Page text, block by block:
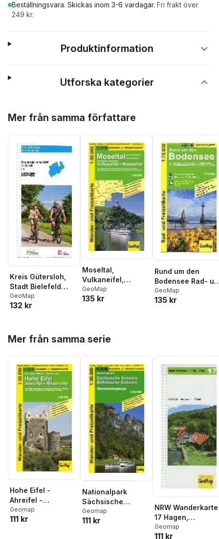
Beställningsvara. Skickas inom 3-6 vardagar. Fri frakt över
249 kr.
Produktinformation
Utforska kategorier
Mer från samma författare
Kreis Gütersloh,
Stadt Bielefeld
Radwanderkarte
mit
GeoMap
132 kr
Moseltal,
Vulkaneifel,
Moseleifel Wander-
und Freizeitkarte
GeoMap
135 kr
Rund um den
Bodensee Rad-
Freizeitkarte
GeoMap
135 kr
Mer från samma serie
Hohe Eifel -
Ahreifel -
Rheineifel 1 : 50
000. Wander- und
Geomap
111 kr
Nationalpark
Sächsische
Schweiz,
Böhmische
Geomap
111 kr
NRW Wanderkarte
17 Hagen,
Gevelsberg,
Iserlohn, Witten 1 :
Geomap
111 kr